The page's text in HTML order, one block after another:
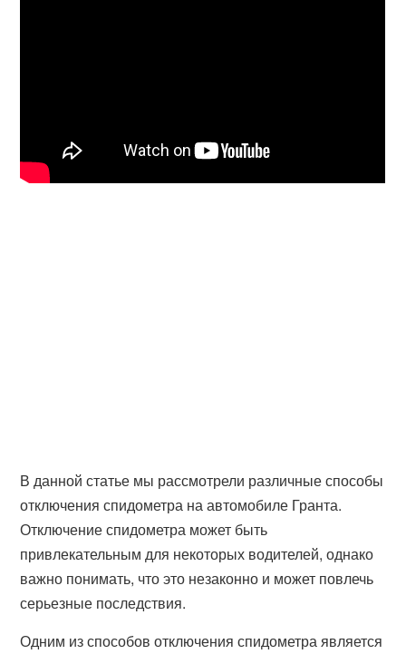
В данной статье мы рассмотрели различные способы
отключения спидометра на автомобиле Гранта.
Отключение спидометра может быть
привлекательным для некоторых водителей, однако
важно понимать, что это незаконно и может повлечь
серьезные последствия.
Одним из способов отключения спидометра является